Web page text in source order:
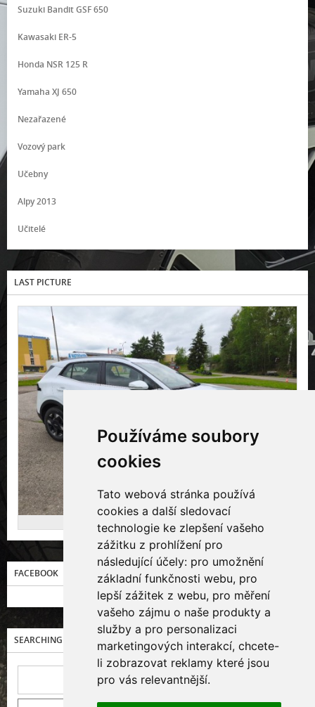
Používáme soubory
cookies
Tato webová stránka používá
cookies a další sledovací
technologie ke zlepšení vašeho
zážitku z prohlížení pro
následující účely: pro umožnění
základní funkčnosti webu, pro
lepší zážitek z webu, pro měření
vašeho zájmu o naše produkty a
služby a pro personalizaci
marketingových interakcí, chcete-
li zobrazovat reklamy které jsou
pro vás relevantnější.
Suzuki Bandit GSF 650
Kawasaki ER-5
Honda NSR 125 R
Yamaha XJ 650
Nezařazené
Vozový park
Učebny
Alpy 2013
Učitelé
LAST PICTURE
Kia Sportage 1.6 T-GDI
FACEBOOK
SEARCHING